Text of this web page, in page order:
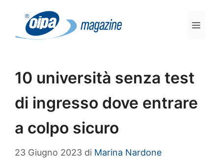
contenuto
10 università senza test
di ingresso dove entrare
a colpo sicuro
23 Giugno 2023 di Marina Nardone